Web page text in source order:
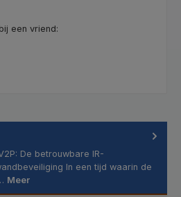
een vriend:
De betrouwbare IR-
In een tijd waarin de
Meer